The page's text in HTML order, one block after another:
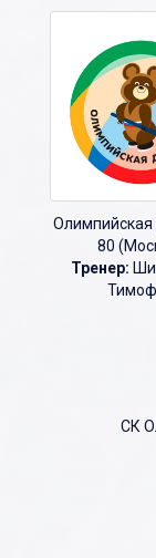
Олимпийская
80
Тренер:
СК